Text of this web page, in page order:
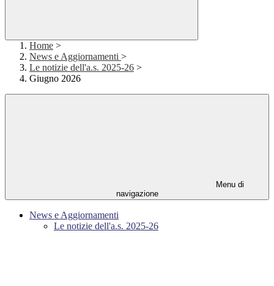
Home >
News e Aggiornamenti >
Le notizie dell'a.s. 2025-26 >
Giugno 2026
Menu di
navigazione
News e Aggiornamenti
Le notizie dell'a.s. 2025-26